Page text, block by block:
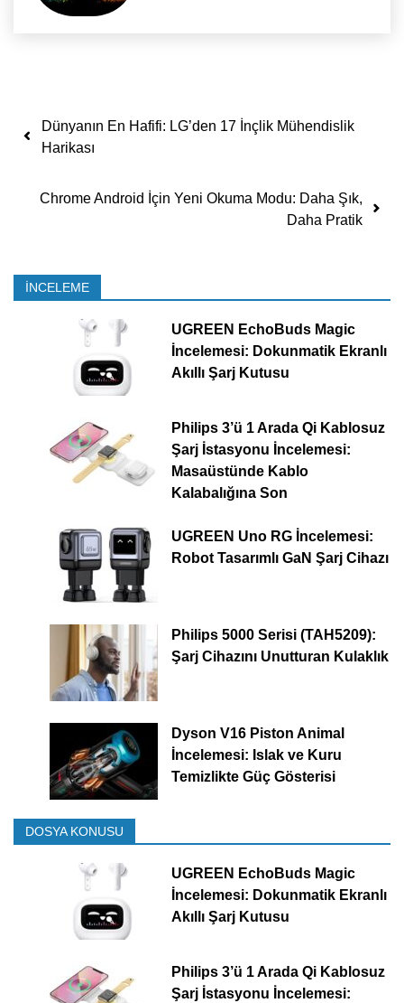
Yazı dolaşımı
Dünyanın En Hafifi: LG’den 17 İnçlik Mühendislik
Harikası
Chrome Android İçin Yeni Okuma Modu: Daha Şık,
Daha Pratik
İNCELEME
UGREEN EchoBuds Magic
İncelemesi: Dokunmatik Ekranlı
Akıllı Şarj Kutusu
Philips 3’ü 1 Arada Qi Kablosuz
Şarj İstasyonu İncelemesi:
Masaüstünde Kablo
Kalabalığına Son
UGREEN Uno RG İncelemesi:
Robot Tasarımlı GaN Şarj Cihazı
Philips 5000 Serisi (TAH5209):
Şarj Cihazını Unutturan Kulaklık
Dyson V16 Piston Animal
İncelemesi: Islak ve Kuru
Temizlikte Güç Gösterisi
DOSYA KONUSU
UGREEN EchoBuds Magic
İncelemesi: Dokunmatik Ekranlı
Akıllı Şarj Kutusu
Philips 3’ü 1 Arada Qi Kablosuz
Şarj İstasyonu İncelemesi: